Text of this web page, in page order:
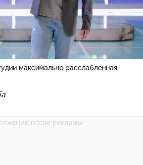
максимально расслабленная